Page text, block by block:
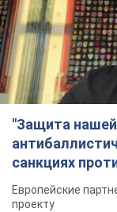
"Защита
санкциях
Видео
Европейские
проекту